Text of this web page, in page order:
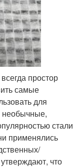
простор
самые
для
стали
применялись
что